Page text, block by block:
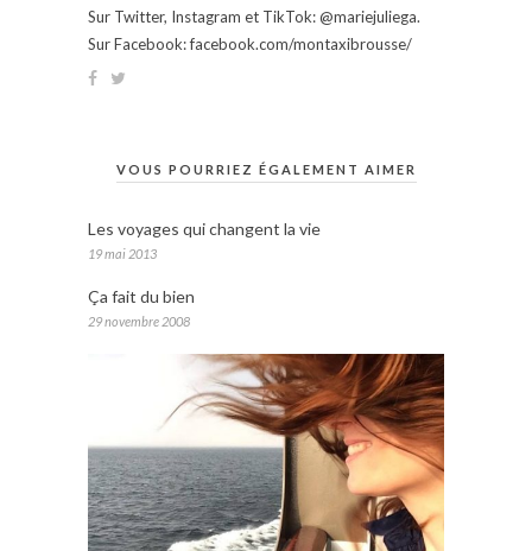
Sur Twitter, Instagram et TikTok: @mariejuliega.
Sur Facebook: facebook.com/montaxibrousse/
VOUS POURRIEZ ÉGALEMENT AIMER
Les voyages qui changent la vie
19 mai 2013
Ça fait du bien
29 novembre 2008